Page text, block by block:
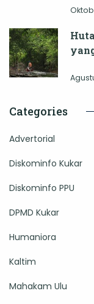
Categories
Advertorial
Diskominfo Kukar
Diskominfo PPU
DPMD Kukar
Humaniora
Kaltim
Mahakam Ulu